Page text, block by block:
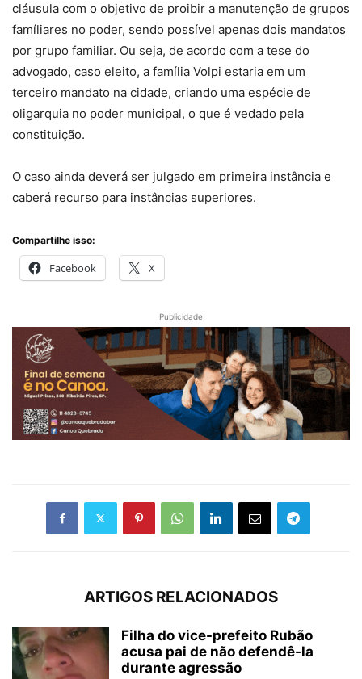
cláusula com o objetivo de proibir a manutenção de grupos
famíliares no poder, sendo possível apenas dois mandatos
por grupo familiar. Ou seja, de acordo com a tese do
advogado, caso eleito, a família Volpi estaria em um
terceiro mandato na cidade, criando uma espécie de
oligarquia no poder municipal, o que é vedado pela
constituição.
O caso ainda deverá ser julgado em primeira instância e
caberá recurso para instâncias superiores.
Compartilhe isso:
Facebook X
Publicidade
ARTIGOS RELACIONADOS
Filha do vice-prefeito Rubão
acusa pai de não defendê-la
durante agressão